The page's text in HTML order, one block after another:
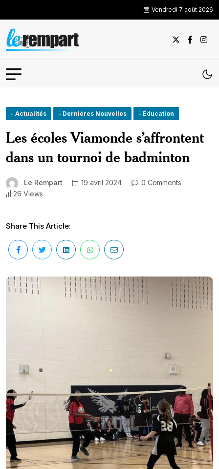
Vendredi 7 août 2026
- Actualités - Derniéres Nouvelles - Éducation
Les écoles Viamonde s’affrontent
dans un tournoi de badminton
Le Rempart 19 avril 2024
0 Comments
26 Views
Share This Article: